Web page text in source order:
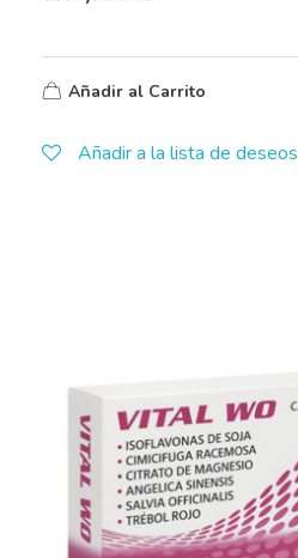
Añadir al Carrito
Añadir a la lista de deseos